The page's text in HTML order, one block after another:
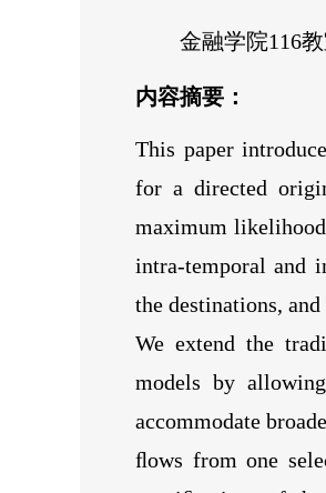
金融学院116
内容摘要：
This paper
for a directed
maximum
intra-temporal and
the destinations,
We extend the
models by
accommodate
ﬂows from one